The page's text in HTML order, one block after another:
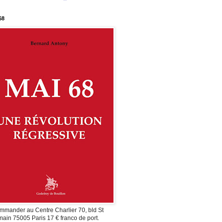
au Centre Charlier 70, bld St
75005 Paris 17 € franco de port.